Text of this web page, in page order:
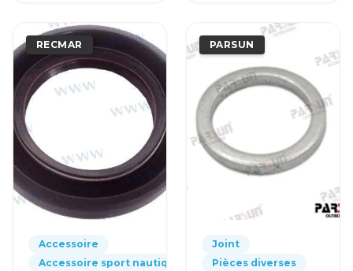
RECMAR
Accessoire
Accessoire sport nautique
PARSUN
Joint
Pièces diverses